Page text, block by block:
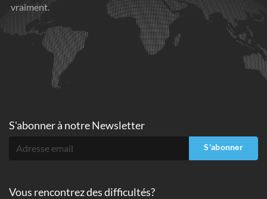
vraiment.
S'abonner à notre Newsletter
S'abonner
Vous rencontrez des difficultés?